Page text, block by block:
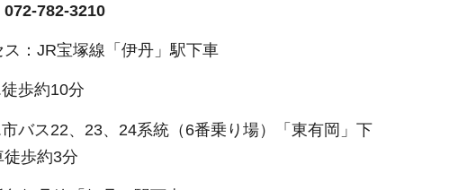
072-782-3210
ス：JR宝塚線「伊丹」駅下車
歩約10分
バス22、23、24系統（6番乗り場）「東有岡」下
徒歩約3分